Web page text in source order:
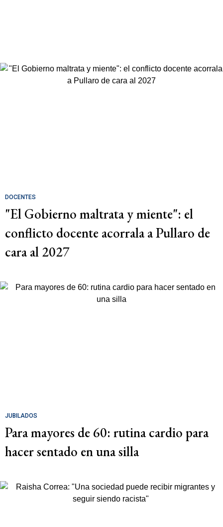
DOCENTES
"El Gobierno maltrata y miente": el
conflicto docente acorrala a Pullaro de
cara al 2027
JUBILADOS
Para mayores de 60: rutina cardio para
hacer sentado en una silla